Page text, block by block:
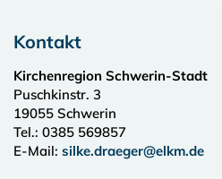
Kontakt
Kirchenregion Schwerin-Stadt
Puschkinstr. 3
19055 Schwerin
Tel.: 0385 569857
E-Mail: silke.draeger@elkm.de